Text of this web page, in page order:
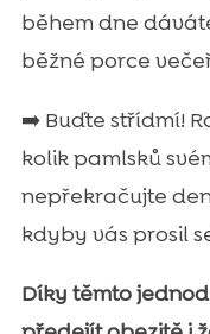
během dne
běžné porce
➡️ Buďte střídmí!
kolik pamlsků
nepřekračujte
kdyby vás prosil
Díky těmto